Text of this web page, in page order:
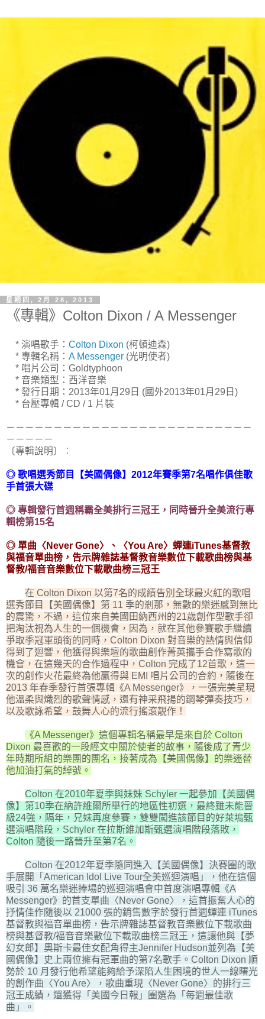
星期四, 2月 28, 2013
《專輯》Colton Dixon / A Messenger
* 演唱歌手： Colton Dixon (柯頓迪森)
* 專輯名稱： A Messenger (光明使者)
* 唱片公司：Goldtyphoon
* 音樂類型：西洋音樂
* 發行日期：2013年01月29日 (國外2013年01月29日)
* 台壓專輯 / CD / 1 片裝
－－－－－－－－－－－－－－－－－－－－－－－－－－
－－－－－
〔專輯說明〕︰
◎ 歌唱選秀節目【美國偶像】2012年賽季第7名唱作俱佳歌
手首張大碟
◎ 專輯發行首週稱霸全美排行三冠王，同時晉升全美流行專
輯榜第15名
◎ 單曲〈Never Gone〉、〈You Are〉蟬連iTunes基督教
與福音單曲榜，告示牌雜誌基督教音樂數位下載歌曲榜與基
督教/福音音樂數位下載歌曲榜三冠王
在 Colton Dixon 以第7名的成績告別全球最火紅的歌唱
選秀節目【美國偶像】第 11 季的剎那，無數的樂迷感到無比
的震驚，不過，這位來自美國田納西州的21歲創作型歌手卻
把淘汰視為人生的一個機會，因為，就在其他參賽歌手繼續
爭取季冠軍頭銜的同時，Colton Dixon 對音樂的熱情與信仰
得到了迴響，他獲得與樂壇的歌曲創作菁英攜手合作寫歌的
機會，在這幾天的合作過程中，Colton 完成了12首歌，這一
次的創作火花最終為他贏得與 EMI 唱片公司的合約，隨後在
2013 年春季發行首張專輯《A Messenger》，一張完美呈現
他溫柔與熾烈的歌聲情感，還有神采飛揚的鋼琴彈奏技巧，
以及歌詠希望，鼓舞人心的流行搖滾靚作！
《A Messenger》這個專輯名稱最早是來自於 Colton
Dixon 最喜歡的一段經文中關於使者的故事，隨後成了青少
年時期所組的樂團的團名，接著成為【美國偶像】的樂迷替
他加油打氣的綽號。
Colton 在2010年夏季與妹妹 Schyler 一起參加【美國偶
像】第10季在納許維爾所舉行的地區性初選，最終雖未能晉
級24強，隔年，兄妹再度參賽，雙雙闖進該節目的好萊塢甄
選演唱階段，Schyler 在拉斯維加斯甄選演唱階段落敗，
Colton 隨後一路晉升至第7名。
Colton 在2012年夏季隨同進入【美國偶像】決賽圈的歌
手展開「American Idol Live Tour全美巡迴演唱」，他在這個
吸引 36 萬名樂迷捧場的巡迴演唱會中首度演唱專輯《A
Messenger》的首支單曲〈Never Gone〉，這首振奮人心的
抒情佳作隨後以 21000 張的銷售數字於發行首週蟬連 iTunes
基督教與福音單曲榜，告示牌雜誌基督教音樂數位下載歌曲
榜與基督教/福音音樂數位下載歌曲榜三冠王，這讓他與【夢
幻女郎】奧斯卡最佳女配角得主Jennifer Hudson並列為【美
國偶像】史上兩位擁有冠軍曲的第7名歌手。Colton Dixon 順
勢於 10 月發行他希望能夠給予深陷人生困境的世人一線曙光
的創作曲〈You Are〉，歌曲重現〈Never Gone〉的排行三
冠王成績，還獲得「美國今日報」圈選為「每週最佳歌
曲」。